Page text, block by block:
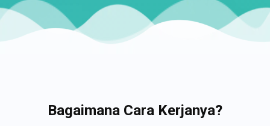
Bagaimana Cara Kerjanya?